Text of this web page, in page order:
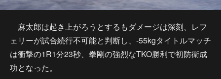
麻太郎は起き上がろうとするもダメージは深刻、レフ
ェリーが試合続行不可能と判断し、-55kgタイトルマッチ
は衝撃の1R1分23秒、拳剛の強烈なTKO勝利で初防衛成
功となった。